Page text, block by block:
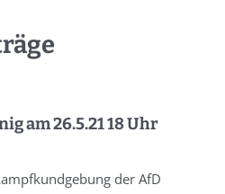
am 26.5.21 18 Uhr
der AfD